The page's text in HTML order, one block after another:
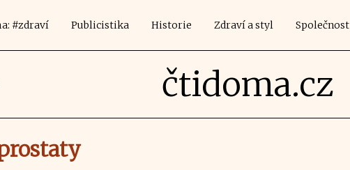
#zdraví Publicistika Historie Zdraví a styl Společnost
čtidoma.cz